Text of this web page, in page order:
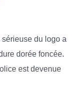
du logo a
dorée foncée.
est devenue